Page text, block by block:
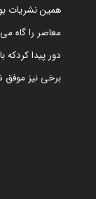
همین نشریات
معاصر را گاه
دور پیدا
برخی نیز موفق